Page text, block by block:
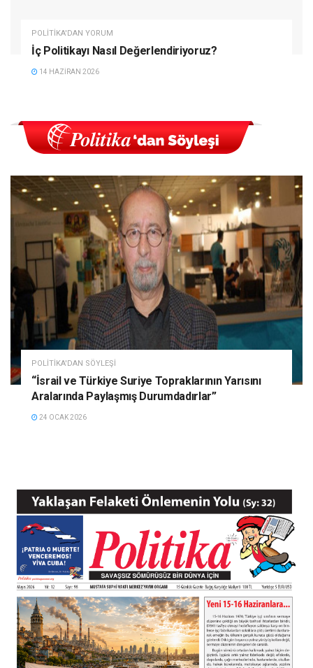
POLITIKA'DAN YORUM
İç Politikayı Nasıl Değerlendiriyoruz?
14 HAZIRAN 2026
POLITIKA'DAN SÖYLEŞI
“İsrail ve Türkiye Suriye Topraklarının Yarısını
Aralarında Paylaşmış Durumdadırlar”
24 OCAK 2026